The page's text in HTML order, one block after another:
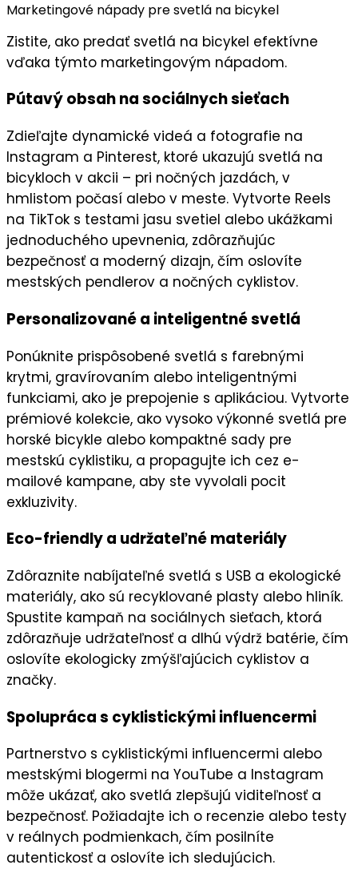
Marketingové nápady pre svetlá na bicykel
Zistite, ako predať svetlá na bicykel efektívne
vďaka týmto marketingovým nápadom.
Pútavý obsah na sociálnych sieťach
Zdieľajte dynamické videá a fotografie na
Instagram a Pinterest, ktoré ukazujú svetlá na
bicykloch v akcii – pri nočných jazdách, v
hmlistom počasí alebo v meste. Vytvorte Reels
na TikTok s testami jasu svetiel alebo ukážkami
jednoduchého upevnenia, zdôrazňujúc
bezpečnosťa moderný dizajn, čím oslovíte
mestských pendlerov a nočných cyklistov.
Personalizované a inteligentné svetlá
Ponúknite prispôsobené svetlá s farebnými
krytmi, gravírovaním alebo inteligentnými
funkciami, ako je prepojenie s aplikáciou. Vytvorte
prémiové kolekcie, ako vysoko výkonné svetlá pre
horské bicykle alebo kompaktné sady pre
mestskú cyklistiku, a propagujte ich cez e-
mailové kampane, aby ste vyvolali pocit
exkluzivity.
Eco-friendly a udržateľné materiály
Zdôraznite nabíjateľné svetlá s USB a ekologické
materiály, ako sú recyklované plasty alebo hliník.
Spustite kampaň na sociálnych sieťach, ktorá
zdôrazňuje udržateľnosťa dlhú výdrž batérie, čím
oslovíte ekologicky zmýšľajúcich cyklistov a
značky.
Spolupráca s cyklistickými influencermi
Partnerstvo s cyklistickými influencermi alebo
mestskými blogermi na YouTube a Instagram
môže ukázať, ako svetlá zlepšujú viditeľnosť a
bezpečnosť. Požiadajte ich o recenzie alebo testy
v reálnych podmienkach, čím posilníte
autentickosťa oslovíte ich sledujúcich.